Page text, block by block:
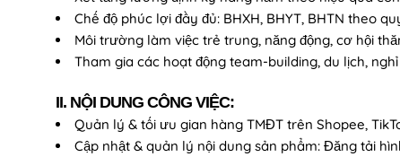
Chế độ phúc lợi đầy đủ: BHXH, BHYT, BHTN theo
Môi trường làm việc trẻ trung, năng động, cơ hội
Tham gia các hoạt động team-building, du lịch,
II. NỘI DUNG CÔNG VIỆC:
Quản lý & tối ưu gian hàng TMĐT trên Shopee,
Cập nhật & quản lý nội dung sản phẩm: Đăng tải